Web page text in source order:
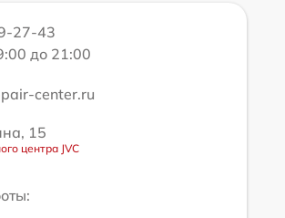
27-43
до 21:00
center.ru
15
центра JVC